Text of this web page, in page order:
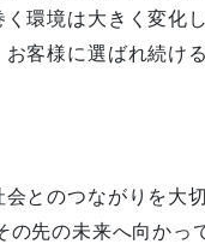
環境は大きく変化
客様に選ばれ続け
とのつながりを大
先の未来へ向かっ